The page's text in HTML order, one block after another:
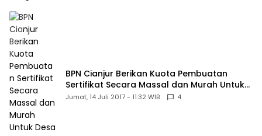
BPN Cianjur Berikan Kuota Pembuatan
Sertifikat Secara Massal dan Murah Untuk
Desa Babakansari
Jumat, 14 Juli 2017 - 11:32 WIB 4